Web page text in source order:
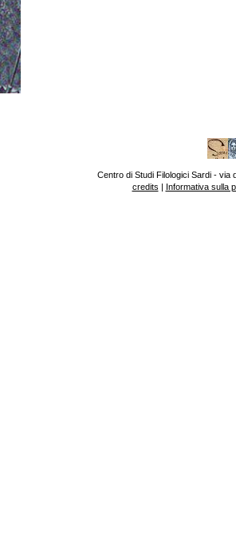
Centro di Studi Filologici Sardi - via
credits | Informativa sulla